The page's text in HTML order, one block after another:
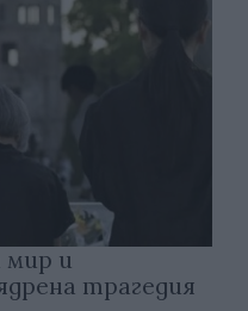
мир и
трагедия